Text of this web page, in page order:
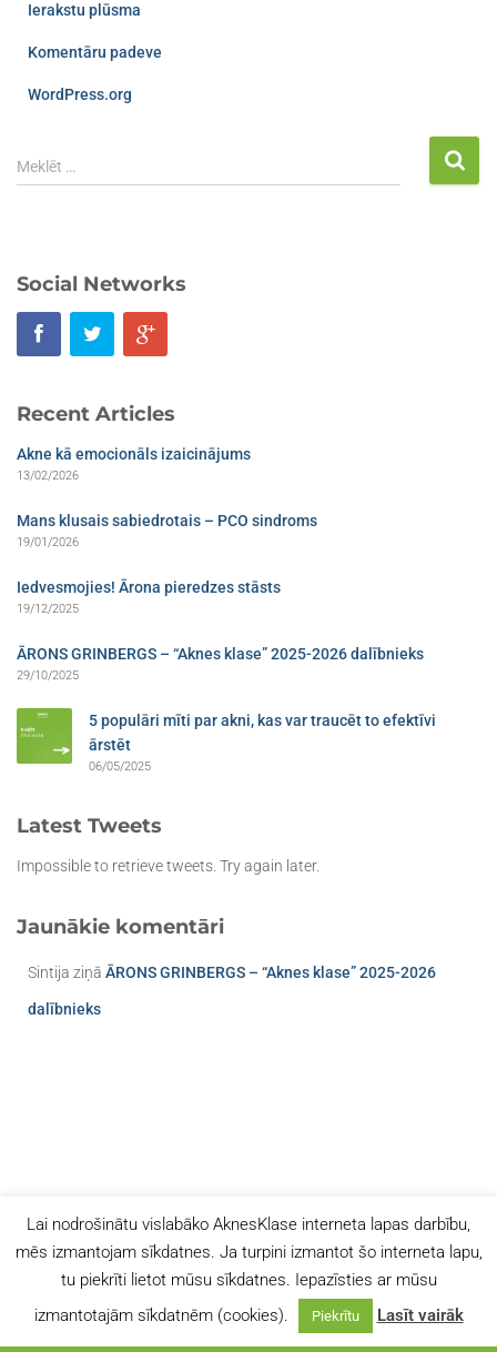
Ierakstu plūsma
Komentāru padeve
WordPress.org
Meklēt …
Social Networks
Recent Articles
Akne kā emocionāls izaicinājums
13/02/2026
Mans klusais sabiedrotais – PCO sindroms​
19/01/2026
Iedvesmojies! Ārona pieredzes stāsts
19/12/2025
ĀRONS GRINBERGS – “Aknes klase” 2025-2026 dalībnieks
29/10/2025
5 populāri mīti par akni, kas var traucēt to efektīvi
ārstēt
06/05/2025
Latest Tweets
Impossible to retrieve tweets. Try again later.
Jaunākie komentāri
Sintija ziņā ĀRONS GRINBERGS – “Aknes klase” 2025-2026
dalībnieks
Lai nodrošinātu vislabāko AknesKlase interneta lapas darbību,
mēs izmantojam sīkdatnes. Ja turpini izmantot šo interneta lapu,
tu piekrīti lietot mūsu sīkdatnes. Iepazīsties ar mūsu
izmantotajām sīkdatnēm (cookies).
Piekrītu Lasīt vairāk